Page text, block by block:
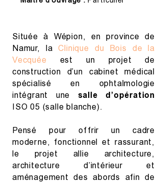
Située à Wépion, en province de
Namur, laClinique du Bois de la
Vecquée
est un projet de
construction d’un cabinet médical
spécialisé en ophtalmologie
intégrant une salle d’opération
ISO 05 (salle blanche).
Pensé pour offrir un cadre
moderne, fonctionnel et rassurant,
le projet allie architecture,
architecture d’intérieur et
aménagement des abords afin de